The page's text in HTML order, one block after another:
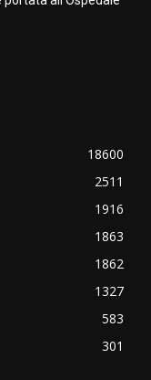
18600
2511
1916
1863
1862
1327
583
301